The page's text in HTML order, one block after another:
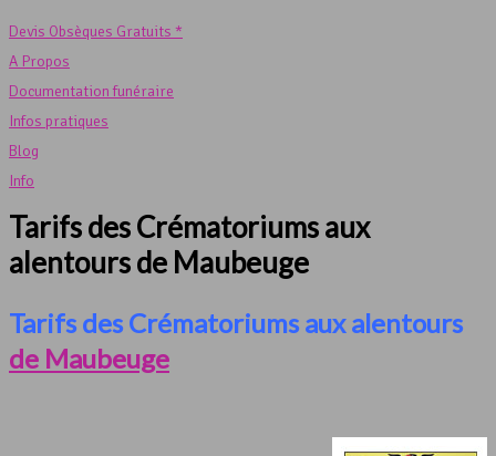
Devis Obsèques Gratuits *
A Propos
Documentation funéraire
Infos pratiques
Blog
Info
Tarifs des Crématoriums aux
alentours de Maubeuge
Tarifs des Crématoriums aux alentours
de Maubeuge